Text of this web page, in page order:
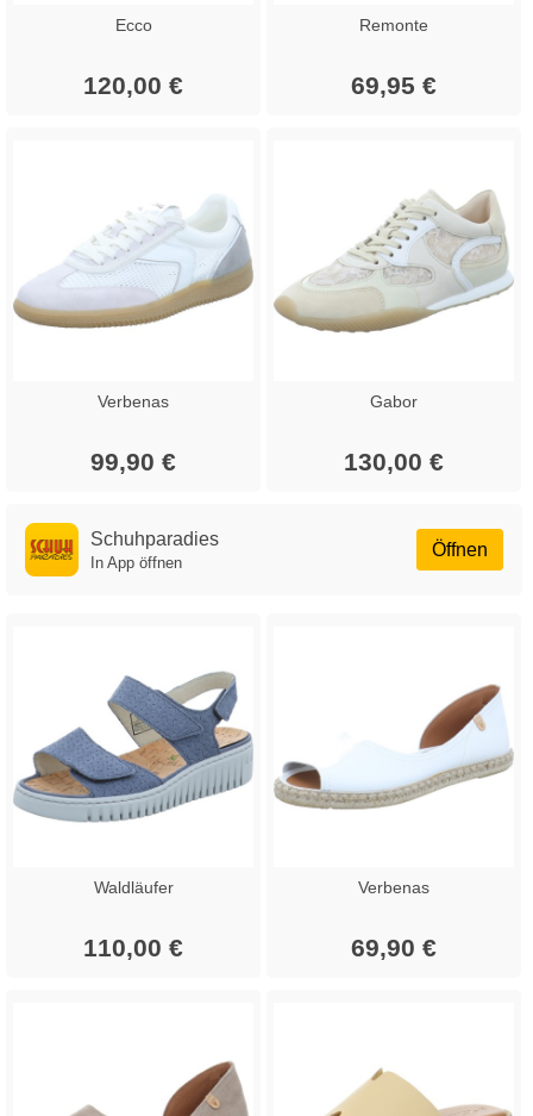
Ecco
120,00 €
Remonte
69,95 €
Verbenas
99,90 €
Gabor
130,00 €
Öffnen
Schuhparadies
In App öffnen
Waldläufer
110,00 €
Verbenas
69,90 €